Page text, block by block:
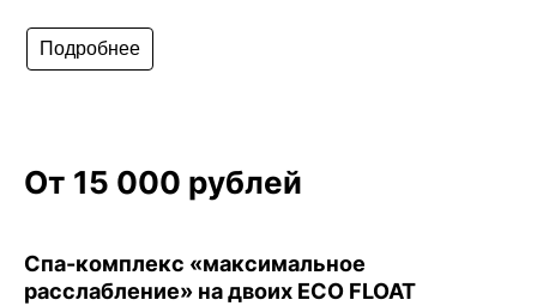
Подробнее
От 15 000 рублей
Спа-комплекс «максимальное
расслабление» на двоих ECO FLOAT
Телеграм